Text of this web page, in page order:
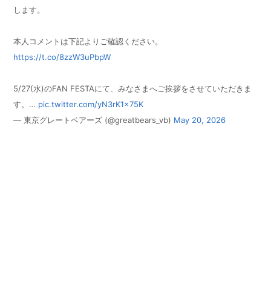
します。
本人コメントは下記よりご確認ください。
https://t.co/8zzW3uPbpW
5/27(水)のFAN FESTAにて、みなさまへご挨拶をさせていただきま
す。… pic.twitter.com/yN3rK1x75K
— 東京グレートベアーズ (@greatbears_vb) May 20, 2026